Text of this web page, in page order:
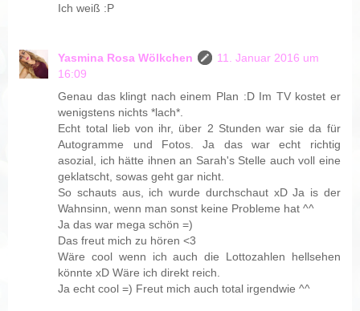
Ich weiß :P
Yasmina Rosa Wölkchen
11. Januar 2016 um
16:09
Genau das klingt nach einem Plan :D Im TV kostet er
wenigstens nichts *lach*.
Echt total lieb von ihr, über 2 Stunden war sie da für
Autogramme und Fotos. Ja das war echt richtig
asozial, ich hätte ihnen an Sarah's Stelle auch voll eine
geklatscht, sowas geht gar nicht.
So schauts aus, ich wurde durchschaut xD Ja is der
Wahnsinn, wenn man sonst keine Probleme hat ^^
Ja das war mega schön =)
Das freut mich zu hören <3
Wäre cool wenn ich auch die Lottozahlen hellsehen
könnte xD Wäre ich direkt reich.
Ja echt cool =) Freut mich auch total irgendwie ^^